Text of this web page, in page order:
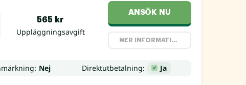
565 kr
Uppläggningsavgift
ANSÖK NU
MER INFORMATION
Nej Direktutbetalning: Ja